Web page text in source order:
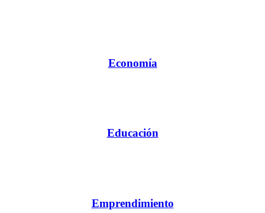
Economía
Educación
Emprendimiento